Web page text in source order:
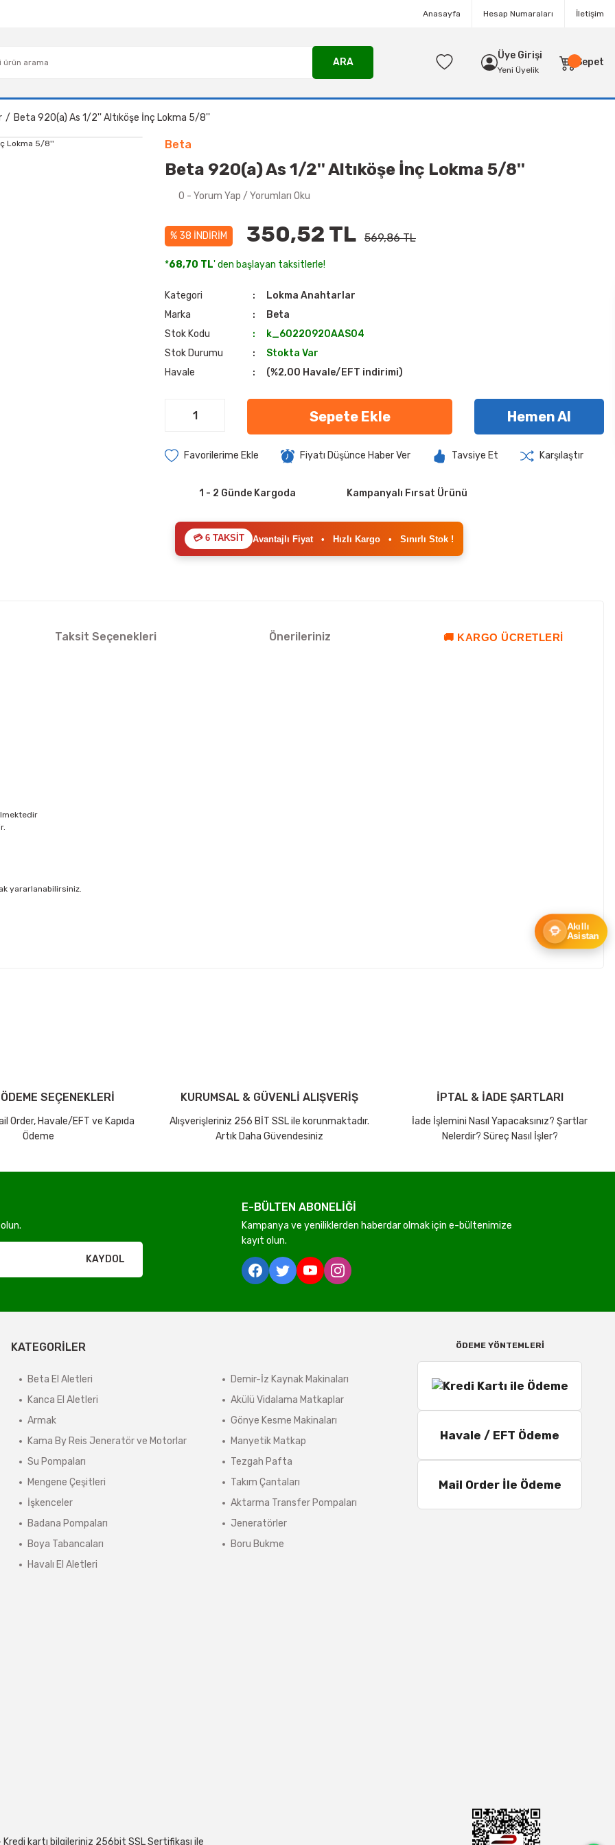
Anasayfa Hesap Numaraları İletişim
ARA
Üye Girişi
Yeni Üyelik
Sepet
Beta 920(a) As 1/2'' Altıköşe İnç Lokma 5/8''
Beta
Beta 920(a) As 1/2'' Altıköşe İnç Lokma 5/8''
0 - Yorum Yap / Yorumları Oku
% 38 İNDİRİM 350,52 TL 569,86 TL
*68,70 TL' den başlayan taksitlerle!
Kategori
Lokma Anahtarlar
Marka
Beta
Stok Kodu
k_60220920AAS04
Stok Durumu
Stokta Var
Havale
(%2,00 Havale/EFT indirimi)
Sepete Ekle Hemen Al
Fiyatı Düşünce Haber Ver Tavsiye Et Karşılaştır
1 - 2 Günde Kargoda Kampanyalı Fırsat Ürünü
💳 6 TAKSİT Avantajlı Fiyat • Hızlı Kargo • Sınırlı Stok !
Taksit Seçenekleri Önerileriniz 🚚 KARGO ÜCRETLERI
yararlanabilirsiniz.
tabidir.
kargo ücreti karşı ödemeli olarak yansıtılabilir.
sistem tarafından otomatik olarak hesaplanmaktadır.
SEÇENEKLERİ
Order, Havale/EFT ve Kapıda
Ödeme
KURUMSAL & GÜVENLİ ALIŞVERİŞ
Alışverişleriniz 256 BİT SSL ile korunmaktadır.
Artık Daha Güvendesiniz
İPTAL & İADE ŞARTLARI
İade İşlemini Nasıl Yapacaksınız? Şartlar
Nelerdir? Süreç Nasıl İşler?
KAYDOL
E-BÜLTEN ABONELİĞİ
Kampanya ve yeniliklerden haberdar olmak için e-bültenimize
kayıt olun.
KATEGORİLER
Beta El Aletleri
Kanca El Aletleri
Armak
Kama By Reis Jeneratör ve Motorlar
Su Pompaları
Mengene Çeşitleri
İşkenceler
Badana Pompaları
Boya Tabancaları
Havalı El Aletleri
Demir-İz Kaynak Makinaları
Akülü Vidalama Matkaplar
Gönye Kesme Makinaları
Manyetik Matkap
Tezgah Pafta
Takım Çantaları
Aktarma Transfer Pompaları
Jeneratörler
Boru Bukme
ÖDEME YÖNTEMLERİ
Havale / EFT Ödeme
Mail Order İle Ödeme
Akıllı
Asistan
kartı bilgileriniz 256bit SSL Sertifikası ile